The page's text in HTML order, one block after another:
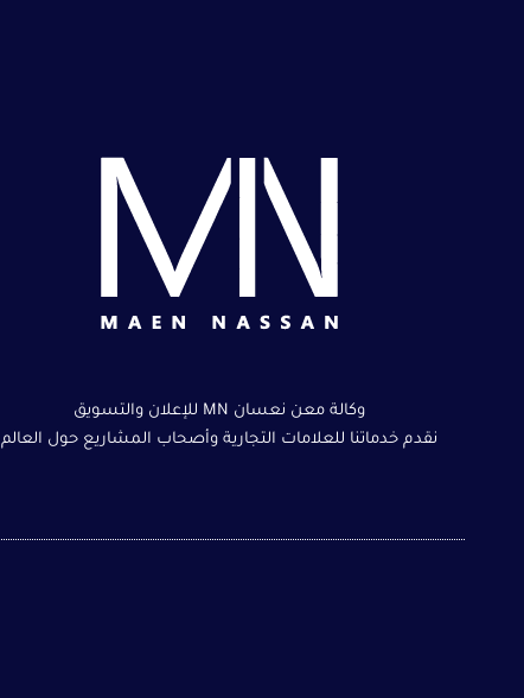
وكالة معن نعسان MN للإعلان والتسويق
نقدم خدماتنا للعلامات التجارية وأصحاب المشاريع حول العالم